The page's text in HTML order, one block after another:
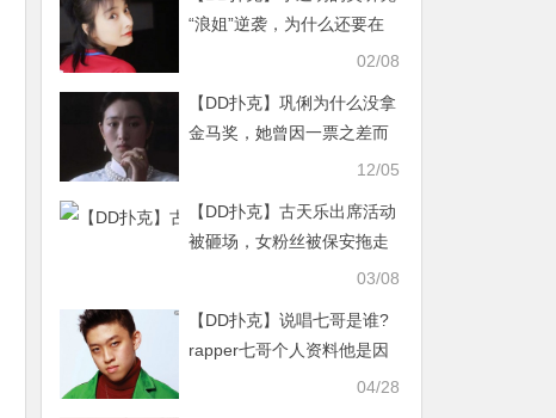
“浪姐”逆袭，为什么还要在
02/08
【DD扑克】巩俐为什么没拿
金马奖，她曾因一票之差而
12/05
【DD扑克】古天乐出席活动
被砸场，女粉丝被保安拖走
03/08
【DD扑克】说唱七哥是谁?
rapper七哥个人资料他是因
04/28